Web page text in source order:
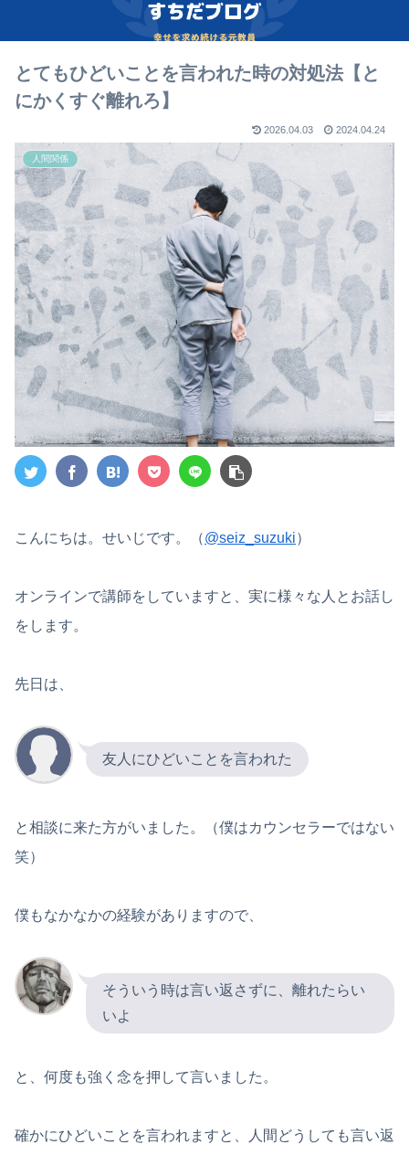
とてもひどいことを言われた時の対処法【と
にかくすぐ離れろ】
2026.04.03 2024.04.24
人間関係
こんにちは。せいじです。（@seiz_suzuki）
オンラインで講師をしていますと、実に様々な人とお話し
をします。
先日は、
友人にひどいことを言われた
と相談に来た方がいました。（僕はカウンセラーではない
笑）
僕もなかなかの経験がありますので、
そういう時は言い返さずに、離れたらい
いよ
と、何度も強く念を押して言いました。
確かにひどいことを言われますと、人間どうしても言い返